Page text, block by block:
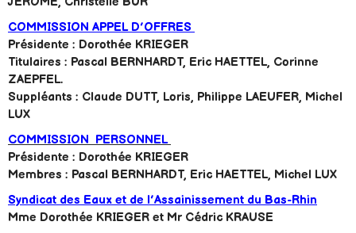
COMMISSION APPEL D’OFFRES
Présidente : Dorothée KRIEGER
Titulaires : Pascal BERNHARDT, Eric HAETTEL, Corinne
ZAEPFEL.
Suppléants : Claude DUTT, Loris, Philippe LAEUFER, Michel
LUX
COMMISSION PERSONNEL
Présidente : Dorothée KRIEGER
Membres : Pascal BERNHARDT, Eric HAETTEL, Michel LUX
Syndicat des Eaux et de l’Assainissement du Bas-Rhin
Mme Dorothée KRIEGER et Mr Cédric KRAUSE